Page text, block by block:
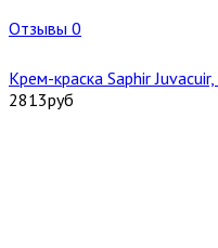
Отзывы 0
Крем-краска Saphir
2813руб